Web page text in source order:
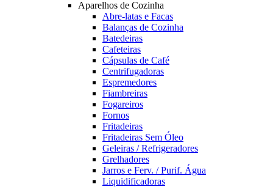
Aparelhos de Cozinha
Abre-latas e Facas
Balanças de Cozinha
Batedeiras
Cafeteiras
Cápsulas de Café
Centrifugadoras
Espremedores
Fiambreiras
Fogareiros
Fornos
Fritadeiras
Fritadeiras Sem Óleo
Geleiras / Refrigeradores
Grelhadores
Jarros e Ferv. / Purif. Água
Liquidificadoras